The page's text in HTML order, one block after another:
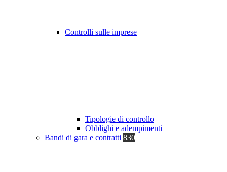
Controlli sulle imprese
Tipologie di controllo
Obblighi e adempimenti
Bandi di gara e contratti 830